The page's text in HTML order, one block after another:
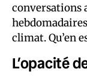
conversations
climat. Qu’en
L’opacité